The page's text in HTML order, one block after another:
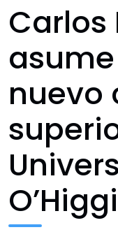
Carlos
nuevo